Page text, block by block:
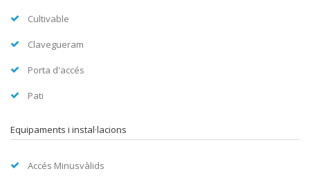
Cultivable
Clavegueram
Porta d'accés
Pati
Equipaments i instal·lacions
Accés Minusvàlids